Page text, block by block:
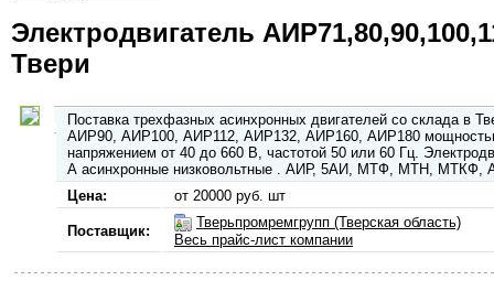
Электродвигатель
Твери
Поставка трехфазных асинхронных двигателей со склада
АИР90, АИР100, АИР112, АИР132, АИР160, АИР180
напряжением от 40 до 660 В, частотой 50 или 60 Гц.
А асинхронные низковольтные . АИР, 5АИ, МТФ, МТН,
Цена:
от 20000 руб. шт
Поставщик:
Тверьпромремгрупп (Тверская область)
Весь прайс-лист компании